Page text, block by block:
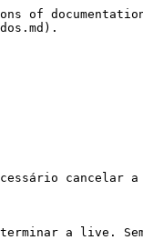
cancelar
a live.